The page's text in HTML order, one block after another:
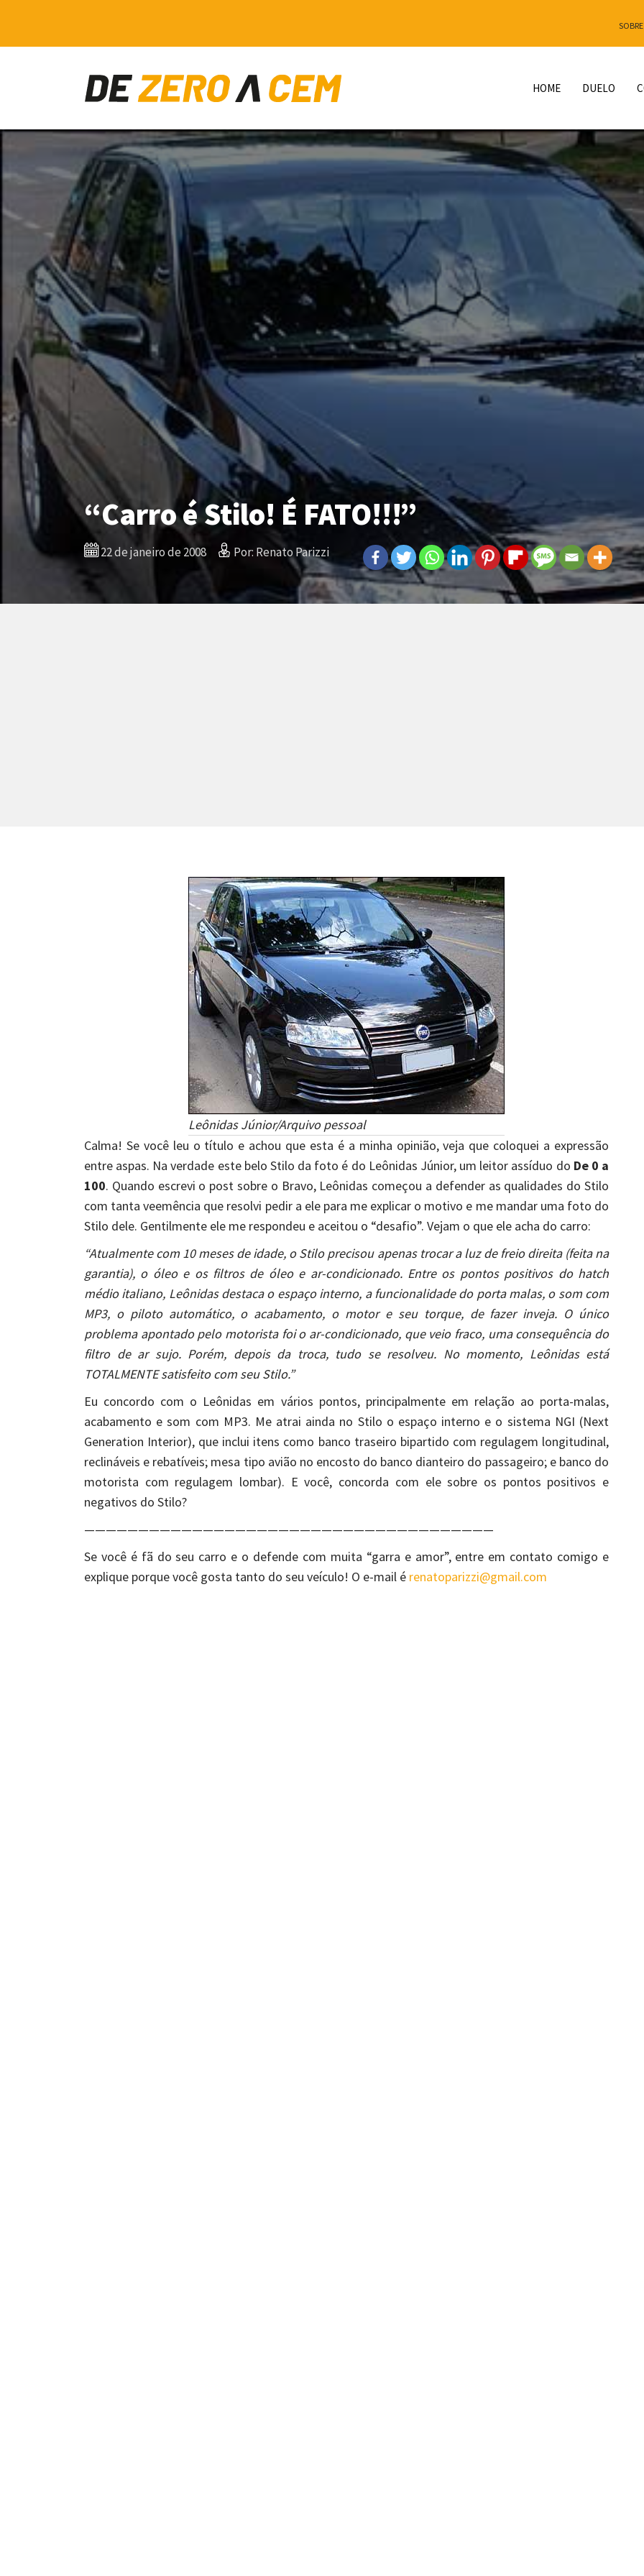
SOBRE
Main Navigation HOME DUELO
“Carro é Stilo! É FATO!!!”
22 de janeiro de 2008 Por: Renato Parizzi
Leônidas Júnior/Arquivo pessoal
Calma! Se você leu o título e achou que esta é a minha opinião, veja que coloquei a expressão
entre aspas. Na verdade este belo Stilo da foto é do Leônidas Júnior, um leitor assíduo do De 0 a
100. Quando escrevi o post sobre o Bravo, Leônidas começou a defender as qualidades do Stilo
com tanta veemência que resolvi pedir a ele para me explicar o motivo e me mandar uma foto do
Stilo dele. Gentilmente ele me respondeu e aceitou o “desafio”. Vejam o que ele acha do carro:
“Atualmente com 10 meses de idade, o Stilo precisou apenas trocar a luz de freio direita (feita na
garantia), o óleo e os filtros de óleo e ar-condicionado. Entre os pontos positivos do hatch
médio italiano, Leônidas destaca o espaço interno, a funcionalidade do porta malas, o som com
MP3, o piloto automático, o acabamento, o motor e seu torque, de fazer inveja. O único
problema apontado pelo motorista foi o ar-condicionado, que veio fraco, uma consequência do
filtro de ar sujo. Porém, depois da troca, tudo se resolveu. No momento, Leônidas está
TOTALMENTE satisfeito com seu Stilo.”
Eu concordo com o Leônidas em vários pontos, principalmente em relação ao porta-malas,
acabamento e som com MP3. Me atrai ainda no Stilo o espaço interno e o sistema NGI (Next
Generation Interior), que inclui itens como banco traseiro bipartido com regulagem longitudinal,
reclináveis e rebatíveis; mesa tipo avião no encosto do banco dianteiro do passageiro; e banco do
motorista com regulagem lombar). E você, concorda com ele sobre os pontos positivos e
negativos do Stilo?
——————————————————————————————————————
Se você é fã do seu carro e o defende com muita “garra e amor”, entre em contato comigo e
explique porque você gosta tanto do seu veículo! O e-mail é renatoparizzi@gmail.com